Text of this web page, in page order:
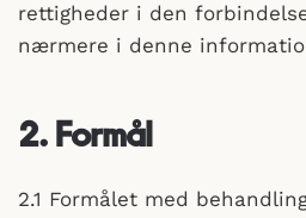
rettigheder i den
nærmere i denne
2. Formål
2.1 Formålet med